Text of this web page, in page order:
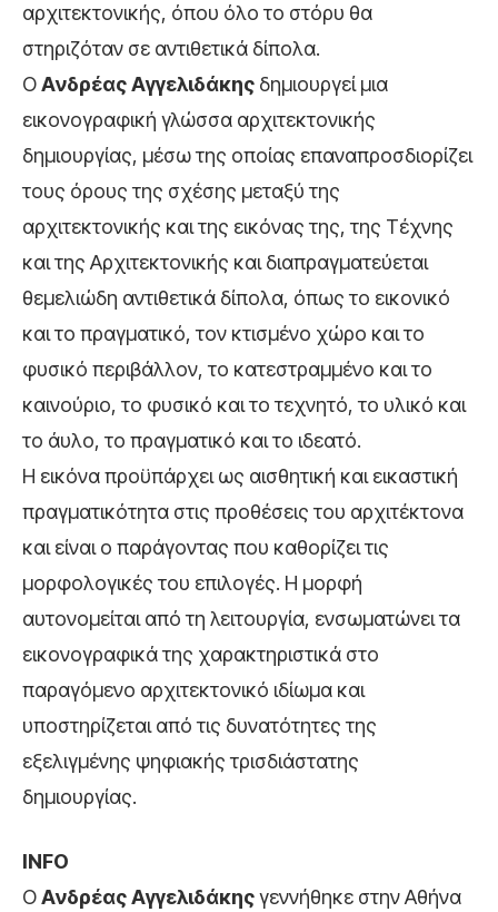
αρχιτεκτονικής, όπου όλο το στόρυ θα
στηριζόταν σε αντιθετικά δίπολα.
ΟΑνδρέας Αγγελιδάκης δημιουργεί μια
εικονογραφική γλώσσα αρχιτεκτονικής
δημιουργίας, μέσω της οποίας επαναπροσδιορίζει
τους όρους της σχέσης μεταξύ της
αρχιτεκτονικής και της εικόνας της, της Τέχνης
και της Αρχιτεκτονικής και διαπραγματεύεται
θεμελιώδη αντιθετικά δίπολα, όπως το εικονικό
και το πραγματικό, τον κτισμένο χώρο και το
φυσικό περιβάλλον, το κατεστραμμένο και το
καινούριο, το φυσικό και το τεχνητό, το υλικό και
το άυλο, το πραγματικό και το ιδεατό.
Η εικόνα προϋπάρχει ως αισθητική και εικαστική
πραγματικότητα στις προθέσεις του αρχιτέκτονα
και είναι ο παράγοντας που καθορίζει τις
μορφολογικές του επιλογές. Η μορφή
αυτονομείται από τη λειτουργία, ενσωματώνει τα
εικονογραφικά της χαρακτηριστικά στο
παραγόμενο αρχιτεκτονικό ιδίωμα και
υποστηρίζεται από τις δυνατότητες της
εξελιγμένης ψηφιακής τρισδιάστατης
δημιουργίας.
INFO
ΟΑνδρέας Αγγελιδάκηςγεννήθηκε στην Αθήνα